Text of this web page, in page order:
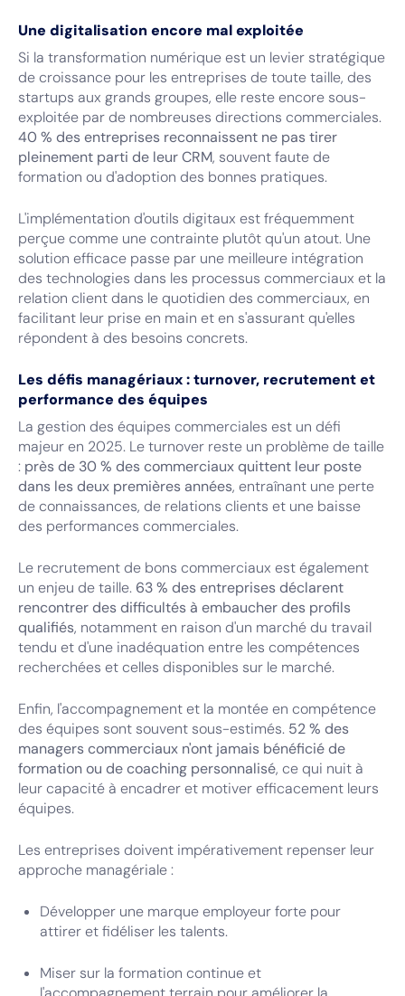
Une digitalisation encore mal exploitée
Si la transformation numérique est un levier stratégique
de croissance pour les entreprises de toute taille, des
startups aux grands groupes, elle reste encore sous-
exploitée par de nombreuses directions commerciales.
40 % des entreprises reconnaissent ne pas tirer
pleinement parti de leur CRM, souvent faute de
formation ou d'adoption des bonnes pratiques.
L'implémentation d'outils digitaux est fréquemment
perçue comme une contrainte plutôt qu'un atout. Une
solution efficace passe par une meilleure intégration
des technologies dans les processus commerciaux et la
relation client dans le quotidien des commerciaux, en
facilitant leur prise en main et en s'assurant qu'elles
répondent à des besoins concrets.
Les défis managériaux : turnover, recrutement et
performance des équipes
La gestion des équipes commerciales est un défi
majeur en 2025. Le turnover reste un problème de taille
: près de 30 % des commerciaux quittent leur poste
dans les deux premières années, entraînant une perte
de connaissances, de relations clients et une baisse
des performances commerciales.
Le recrutement de bons commerciaux est également
un enjeu de taille. 63 % des entreprises déclarent
rencontrer des difficultés à embaucher des profils
qualifiés, notamment en raison d'un marché du travail
tendu et d'une inadéquation entre les compétences
recherchées et celles disponibles sur le marché.
Enfin, l'accompagnement et la montée en compétence
des équipes sont souvent sous-estimés. 52 % des
managers commerciaux n'ont jamais bénéficié de
formation ou de coaching personnalisé, ce qui nuit à
leur capacité à encadrer et motiver efficacement leurs
équipes.
Les entreprises doivent impérativement repenser leur
approche managériale :
Développer une marque employeur forte pour
attirer et fidéliser les talents.
Miser sur la formation continue et